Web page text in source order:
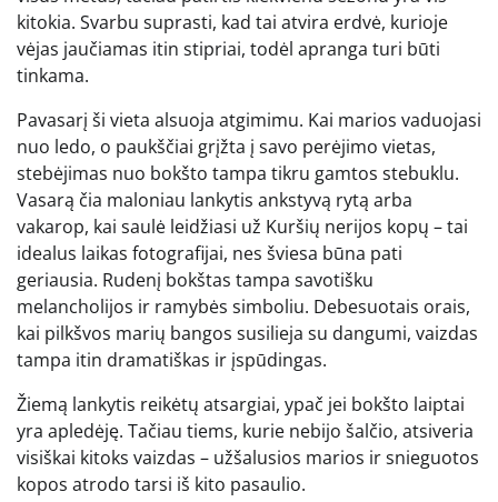
kitokia. Svarbu suprasti, kad tai atvira erdvė, kurioje
vėjas jaučiamas itin stipriai, todėl apranga turi būti
tinkama.
Pavasarį ši vieta alsuoja atgimimu. Kai marios vaduojasi
nuo ledo, o paukščiai grįžta į savo perėjimo vietas,
stebėjimas nuo bokšto tampa tikru gamtos stebuklu.
Vasarą čia maloniau lankytis ankstyvą rytą arba
vakarop, kai saulė leidžiasi už Kuršių nerijos kopų – tai
idealus laikas fotografijai, nes šviesa būna pati
geriausia. Rudenį bokštas tampa savotišku
melancholijos ir ramybės simboliu. Debesuotais orais,
kai pilkšvos marių bangos susilieja su dangumi, vaizdas
tampa itin dramatiškas ir įspūdingas.
Žiemą lankytis reikėtų atsargiai, ypač jei bokšto laiptai
yra apledėję. Tačiau tiems, kurie nebijo šalčio, atsiveria
visiškai kitoks vaizdas – užšalusios marios ir snieguotos
kopos atrodo tarsi iš kito pasaulio.